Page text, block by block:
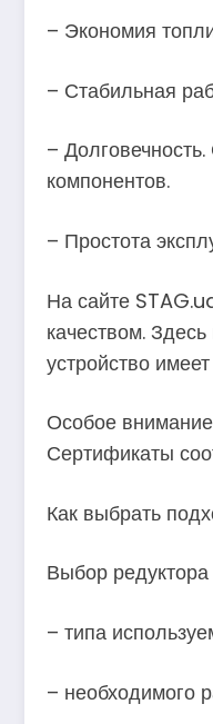
– Экономия
– Стабильная
–
компонентов.
– Простота
На сайте
качеством.
устройство
Особое внимание
Сертификаты
Как выбрать
Выбор редуктора
– типа
– необходимого